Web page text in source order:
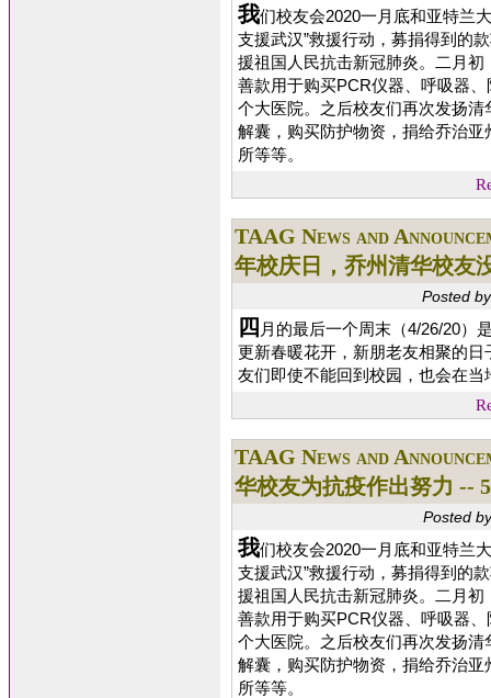
我们校友会2020一月底和亚特兰
支援武汉”救援行动，募捐得到的
援祖国人民抗击新冠肺炎。二月
善款用于购买PCR仪器、呼吸器
个大医院。之后校友们再次发扬清
解囊，购买防护物资，捐给乔治
所等等。
TAAG News and
年校庆日，乔州清华校友
Posted
四 月的最后一个周末（4/26/20）
更新春暖花开，新朋老友相聚的
友们即使不能回到校园，也会在
TAAG News and
华校友为抗疫作出努力 --
Posted
我们校友会2020一月底和亚特兰
支援武汉”救援行动，募捐得到的
援祖国人民抗击新冠肺炎。二月
善款用于购买PCR仪器、呼吸器
个大医院。之后校友们再次发扬清
解囊，购买防护物资，捐给乔治
所等等。